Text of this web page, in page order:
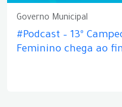
Governo Municipal
#Podcast – 13º
Feminino chega ao